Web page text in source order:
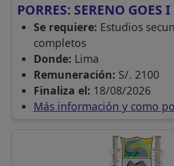
PORRES: SERENO GOES I
Se requiere: Estudios
completos
Donde: Lima
Remuneración: S/. 2100
Finaliza el: 18/08/2026
Más información y como